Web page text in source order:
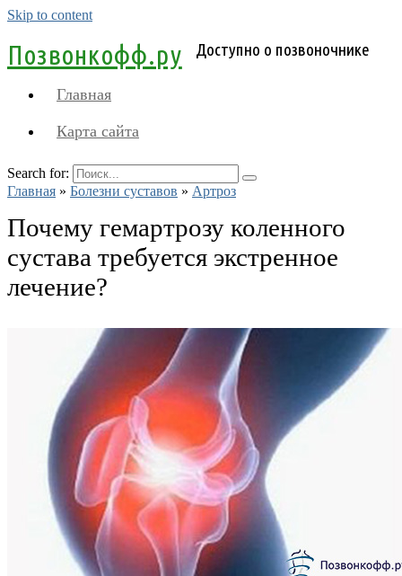
Skip to content
Позвонкофф.ру Доступно о позвоночнике
Главная
Карта сайта
Search for:
Главная » Болезни суставов » Артроз
Почему гемартрозу коленного
сустава требуется экстренное
лечение?